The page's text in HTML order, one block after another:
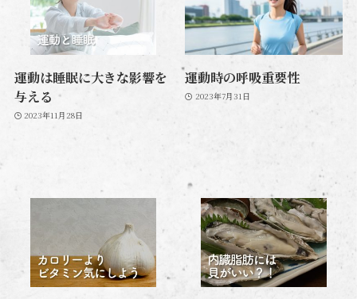
運動は睡眠に大きな影響を
与える
2023年11月28日
運動時の呼吸重要性
2023年7月31日